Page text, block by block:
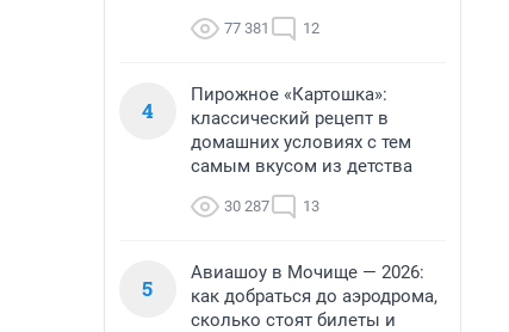
77 381 12
4
Пирожное «Картошка»:
классический рецепт в
домашних условиях с тем
самым вкусом из детства
30 287 13
5
Авиашоу в Мочище — 2026:
как добраться до аэродрома,
сколько стоят билеты и